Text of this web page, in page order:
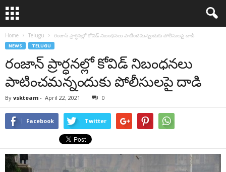
Home Telugu రంజాన్ ప్రార్ధనల్లో కోవిడ్ నిబంధ‌న‌లు పాటించ‌మ‌న్నందుకు పోలీసుల‌పై దాడి
NEWS TELUGU
రంజాన్ ప్రార్ధనల్లో కోవిడ్ నిబంధ‌న‌లు
పాటించ‌మ‌న్నందుకు పోలీసుల‌పై దాడి
By vskteam - April 22, 2021 0
Facebook Twitter